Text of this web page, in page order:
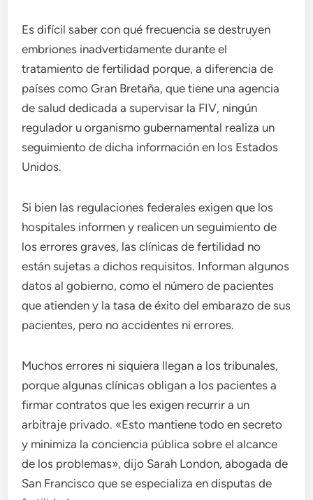
Es difícil saber con qué frecuencia se destruyen
embriones inadvertidamente durante el
tratamiento de fertilidad porque, a diferencia de
países como Gran Bretaña, que tiene una agencia
de salud dedicada a supervisar la FIV, ningún
regulador u organismo gubernamental realiza un
seguimiento de dicha información en los Estados
Unidos.
Si bien las regulaciones federales exigen que los
hospitales informen y realicen un seguimiento de
los errores graves, las clínicas de fertilidad no
están sujetas a dichos requisitos. Informan algunos
datos al gobierno, como el número de pacientes
que atienden y la tasa de éxito del embarazo de sus
pacientes, pero no accidentes ni errores.
Muchos errores ni siquiera llegan a los tribunales,
porque algunas clínicas obligan a los pacientes a
firmar contratos que les exigen recurrir a un
arbitraje privado. «Esto mantiene todo en secreto
y minimiza la conciencia pública sobre el alcance
de los problemas», dijo Sarah London, abogada de
San Francisco que se especializa en disputas de